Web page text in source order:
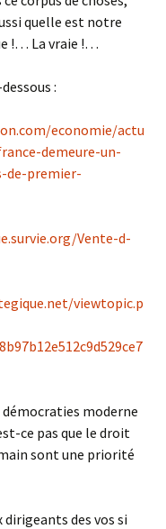
quelle est notre
!… La vraie !…
:
economie/actu
demeure-un-
de-premier-
Vente-d-
viewtopic.p
démocraties moderne
ce pas que le droit
sont une priorité
des vos si